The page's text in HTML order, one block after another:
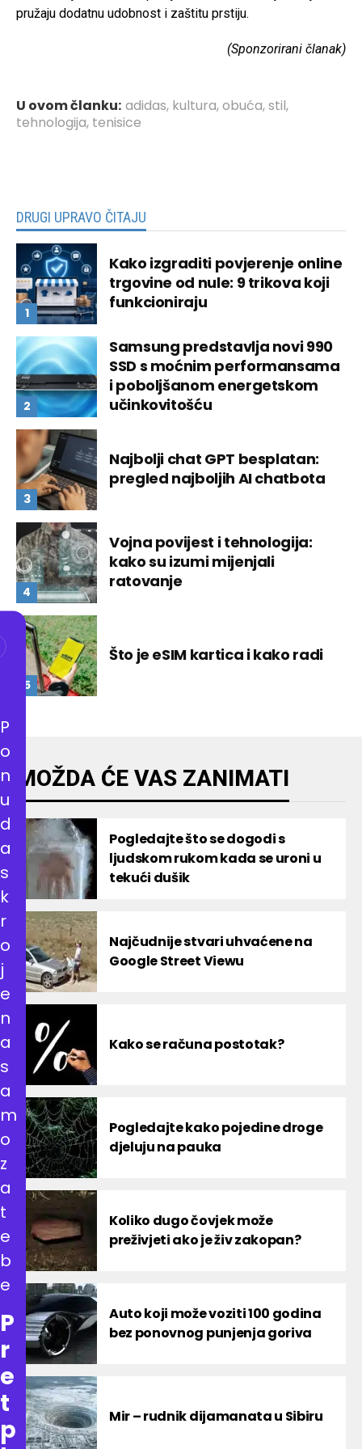
pružaju dodatnu udobnost i zaštitu prstiju.
(Sponzorirani članak)
U ovom članku: adidas, kultura,obuća,stil,
tehnologija, tenisice
DRUGI UPRAVO ČITAJU
Kako izgraditi povjerenje online
trgovine od nule: 9 trikova koji
funkcioniraju
Samsung predstavlja novi 990
SSD s moćnim performansama
i poboljšanom energetskom
učinkovitošću
Najbolji chat GPT besplatan:
pregled najboljih AI chatbota
Vojna povijest i tehnologija:
kako su izumi mijenjali
ratovanje
Što je eSIM kartica i kako radi
MOŽDA ĆE VAS ZANIMATI
Pogledajte što se dogodi s
ljudskom rukom kada se uroni u
tekući dušik
Najčudnije stvari uhvaćene na
Google Street Viewu
Kako se računa postotak?
Pogledajte kako pojedine droge
djeluju na pauka
Koliko dugo čovjek može
preživjeti ako je živ zakopan?
Auto koji može voziti 100 godina
bez ponovnog punjenja goriva
Mir – rudnik dijamanata u Sibiru
P
o
n
u
d
a
s
k
r
o
j
e
n
a
s
a
m
o
z
a
t
e
b
e
P
r
e
t
p